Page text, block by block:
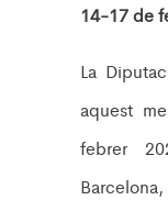
14-17 de
La
aquest
febrer